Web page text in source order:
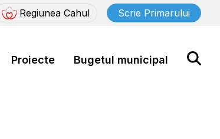
Regiunea Cahul Scrie Primarului
Proiecte Bugetul municipal